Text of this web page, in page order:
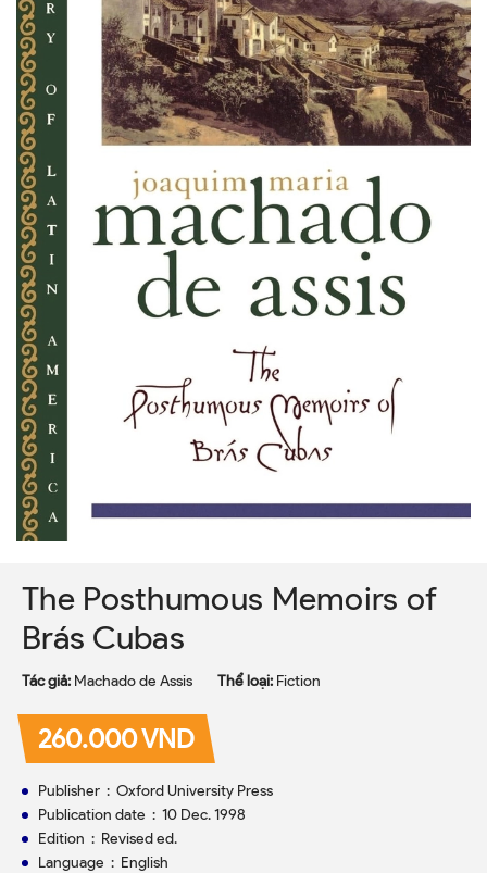
The Posthumous Memoirs of
Brás Cubas
Tác giả: Machado de Assis Thể loại: Fiction
260.000 VND
Publisher ‏ : ‎ Oxford University Press
Publication date ‏ : ‎ 10 Dec. 1998
Edition ‏ : ‎ Revised ed.
Language ‏ : ‎ English